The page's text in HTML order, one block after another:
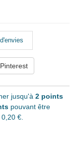
Pinterest
jusqu'à 2 points
pouvant être
0,20 €